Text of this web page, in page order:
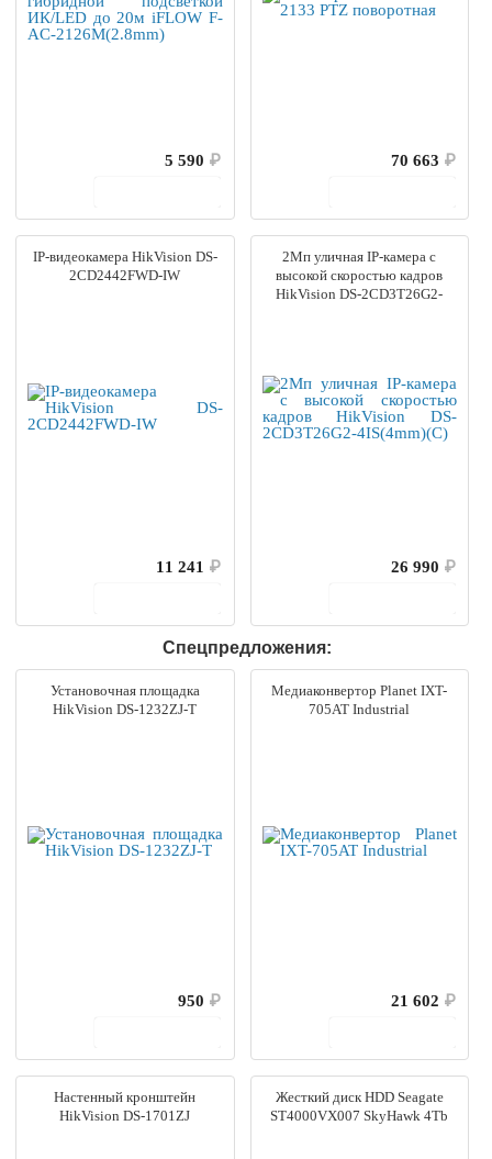
5 590 ₽
70 663 ₽
IP-видеокамера HikVision DS-
2CD2442FWD-IW
11 241 ₽
2Мп уличная IP-камера с
высокой скоростью кадров
HikVision DS-2CD3T26G2-
26 990 ₽
Спецпредложения:
Установочная площадка
HikVision DS-1232ZJ-T
950 ₽
Медиаконвертор Planet IXT-
705AT Industrial
21 602 ₽
Настенный кронштейн
HikVision DS-1701ZJ
Жесткий диск HDD Seagate
ST4000VX007 SkyHawk 4Tb